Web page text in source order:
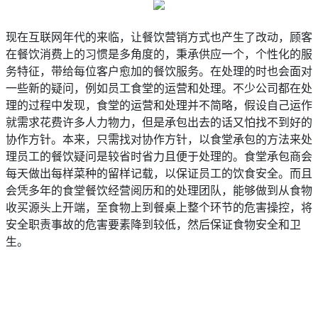
现在互联网年代的来临，让餐饮营销方式也产生了改动，顾客
在餐饮消费上的习惯是多角度的，秉承供应一个，个性化的服
务特征，带给每位客户愈加的餐饮服务。在处理的时也会面对
一些新的疑问，例如员工食堂的运营和处理。不少公司都在处
理的过程中发现，食堂的运营和处理并不简略，假设自己运作
就需求花费许多人力物力，但是承包出去的话又怕找不到好的
协作方针。本来，只需找对协作方针，以食堂承包的方法来处
理员工的餐饮疑问是较省时省力且便于处理的。食堂承包商会
每天做出每样菜种的留样记载，以保证员工的饮食安全。而且
会凭多年的食堂餐饮经营阅历和的处理团队，能够做到从食物
收买源头上开端，至食物上到餐桌上整个环节的危害操控，将
安全职责事故的危害要素降到较低，然后保证食物安全和卫
生。